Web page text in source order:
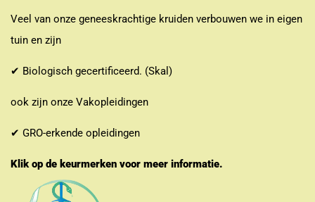
Veel van onze geneeskrachtige kruiden verbouwen we in eigen
tuin en zijn
✔ Biologisch gecertificeerd. (Skal)
ook zijn onze Vakopleidingen
✔ GRO-erkende opleidingen
Klik op de keurmerken voor meer informatie.